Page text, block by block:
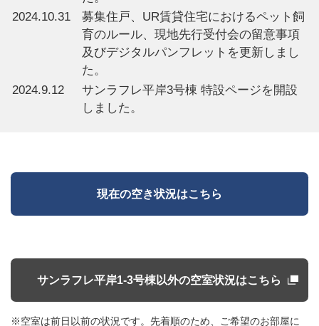
2024.10.31
募集住戸、UR賃貸住宅におけるペット飼
育のルール、現地先行受付会の留意事項
及びデジタルパンフレットを更新しまし
た。
2024.9.12
サンラフレ平岸3号棟 特設ページを開設
しました。
現在の空き状況はこちら
サンラフレ平岸1-3号棟以外の空室状況はこちら
※空室は前日以前の状況です。先着順のため、ご希望のお部屋に